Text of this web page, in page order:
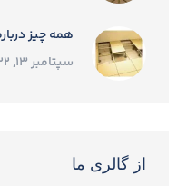
همه چیز
سپتامبر 13, 2022
از گالری ما